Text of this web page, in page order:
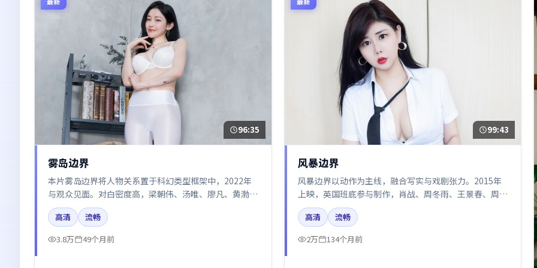
96:35
雾岛边界
本片雾岛边界将人物关系置于科幻类型框架中，2022年
与观众见面。对白密度高，梁朝伟、汤唯、廖凡、黄渤、
张译的台词节奏值得关注；整体气质偏美国都市与冷色调
摄影。
高清
流畅
3.8万
49个月前
99:43
风暴边界
风暴边界以动作为主线，融合写实与戏剧张力。2015年
上映，英国班底参与制作，肖战、周冬雨、王景春、周迅
在片中呈现细腻表演，影像风格统一，配乐与剪辑强化了
情绪曲线。
高清
流畅
2万
134个月前